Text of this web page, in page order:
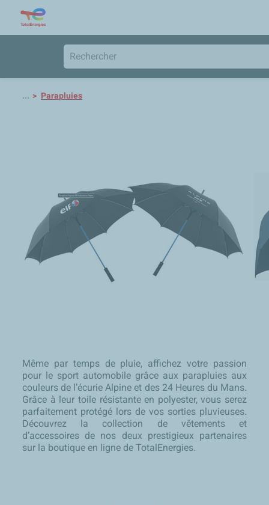
... Parapluies
Même par temps de pluie, affichez votre passion
pour le sport automobile grâce aux parapluies aux
couleurs de l’écurie Alpine et des 24 Heures du Mans.
Grâce à leur toile résistante en polyester, vous serez
parfaitement protégé lors de vos sorties pluvieuses.
Découvrez la collection de vêtements et
d’accessoires de nos deux prestigieux partenaires
sur la boutique en ligne de TotalEnergies.